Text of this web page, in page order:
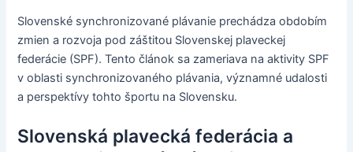
Slovenské synchronizované plávanie prechádza obdobím
zmien a rozvoja pod záštitou Slovenskej plaveckej
federácie (SPF). Tento článok sa zameriava na aktivity SPF
v oblasti synchronizovaného plávania, významné udalosti
a perspektívy tohto športu na Slovensku.
Slovenská plavecká federácia a